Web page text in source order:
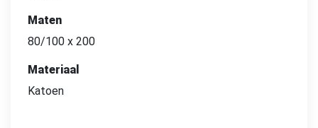
Maten
80/100 x 200
Materiaal
Katoen